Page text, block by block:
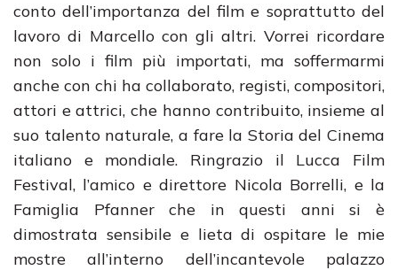
conto dell’importanza del film e soprattutto del
lavoro di Marcello con gli altri. Vorrei ricordare
non solo i film più importati, ma soffermarmi
anche con chi ha collaborato, registi, compositori,
attori e attrici, che hanno contribuito, insieme al
suo talento naturale, a fare la Storia del Cinema
italiano e mondiale. Ringrazio il Lucca Film
Festival, l’amico e direttore Nicola Borrelli, e la
Famiglia Pfanner che in questi anni si è
dimostrata sensibile e lieta di ospitare le mie
mostre all’interno dell’incantevole palazzo